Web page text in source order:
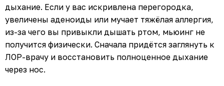
дыхание. Если у вас искривлена перегородка,
увеличены аденоиды или мучает тяжёлая аллергия,
из-за чего вы привыкли дышать ртом, мьюинг не
получится физически. Сначала придётся заглянуть к
ЛОР-врачу и восстановить полноценное дыхание
через нос.